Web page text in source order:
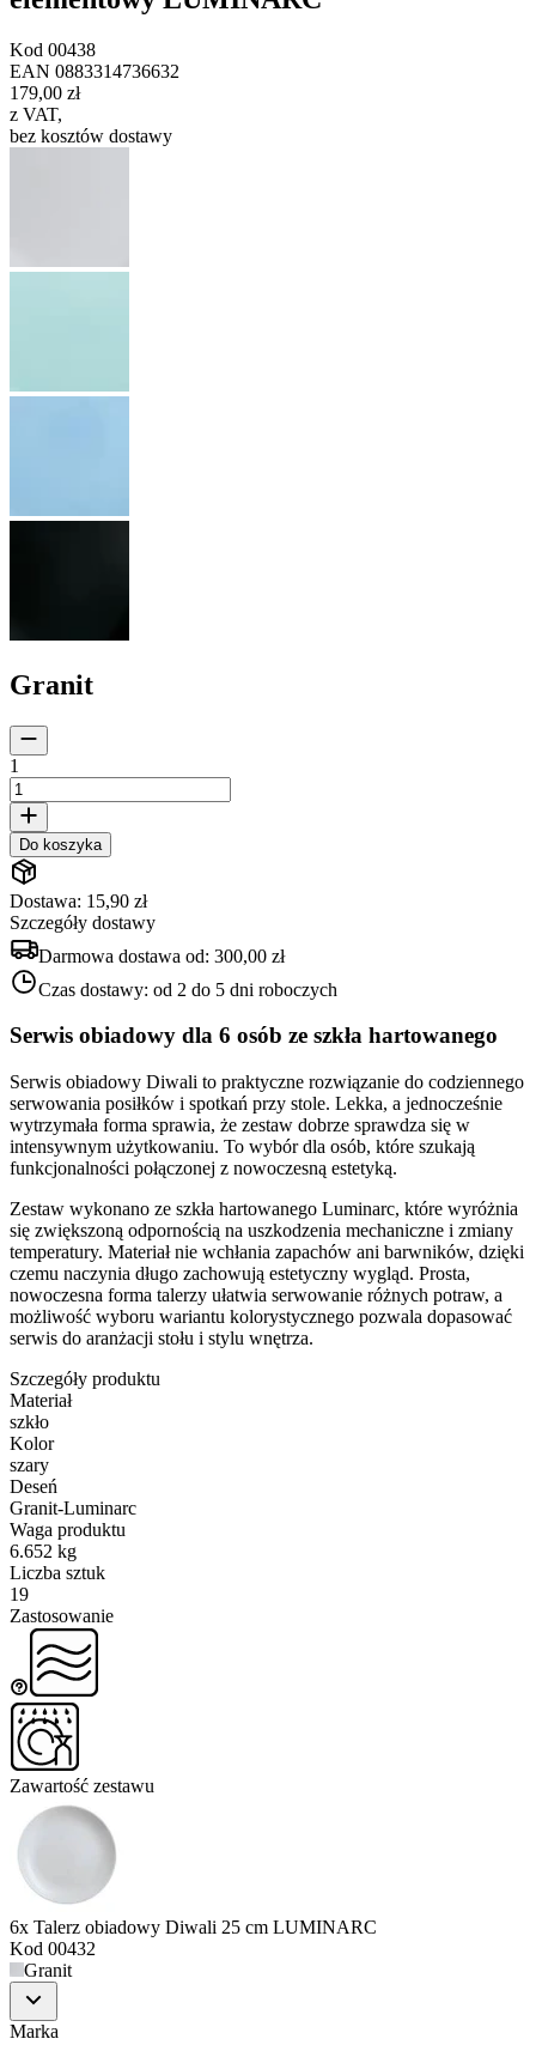
Kod 00438
EAN 0883314736632
179,00 zł
z VAT,
bez kosztów dostawy
Granit
1
Do koszyka
Dostawa: 15,90 zł
Szczegóły dostawy
Darmowa dostawa od: 300,00 zł
Czas dostawy: od 2 do 5 dni roboczych
Serwis obiadowy dla 6 osób ze szkła hartowanego
Serwis obiadowy Diwali to praktyczne rozwiązanie do codziennego
serwowania posiłków i spotkań przy stole. Lekka, a jednocześnie
wytrzymała forma sprawia, że zestaw dobrze sprawdza się w
intensywnym użytkowaniu. To wybór dla osób, które szukają
funkcjonalności połączonej z nowoczesną estetyką.
Zestaw wykonano ze szkła hartowanego Luminarc, które wyróżnia
się zwiększoną odpornością na uszkodzenia mechaniczne i zmiany
temperatury. Materiał nie wchłania zapachów ani barwników, dzięki
czemu naczynia długo zachowują estetyczny wygląd. Prosta,
nowoczesna forma talerzy ułatwia serwowanie różnych potraw, a
możliwość wyboru wariantu kolorystycznego pozwala dopasować
serwis do aranżacji stołu i stylu wnętrza.
Szczegóły produktu
Materiał
szkło
Kolor
szary
Deseń
Granit-Luminarc
Waga produktu
6.652 kg
Liczba sztuk
19
Zastosowanie
Zawartość zestawu
6x Talerz obiadowy Diwali 25 cm LUMINARC
Kod 00432
Granit
Marka